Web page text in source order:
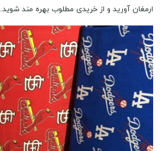
ارمغان آورید و از خریدی مطلوب بهره مند شوید.